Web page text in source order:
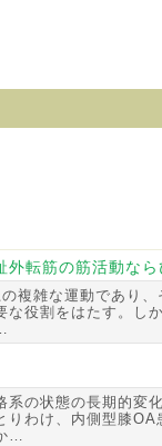
転筋の筋活動なら
複雑な運動であり
役割をはたす。し
の状態の長期的変
わけ、内側型膝
…